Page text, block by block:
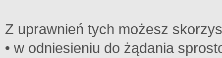
Z uprawnień tych możesz
• w odniesieniu do żądania